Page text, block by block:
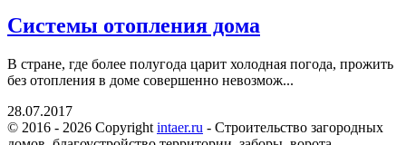
Системы отопления дома
В стране, где более полугода царит холодная погода, прожить
без отопления в доме совершенно невозмож...
28.07.2017
© 2016 - 2026 Copyright intaer.ru - Cтроительство загородных